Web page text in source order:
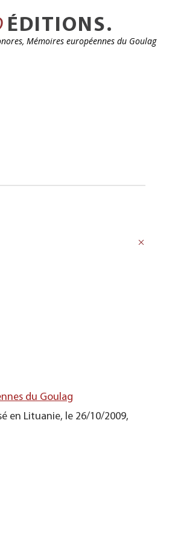
ÉDITIONS.
Mémoires européennes du Goulag
du Goulag
en Lituanie, le 26/10/2009,